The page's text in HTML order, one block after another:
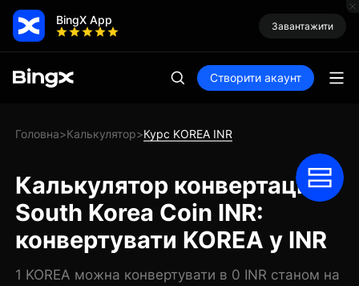
BingX App Завантажити
Створити акаунт
Головна>Калькулятор>Курс KOREA INR
Калькулятор конвертації
South Korea Coin INR:
конвертувати KOREA у INR
1 KOREA можна конвертувати в 0 INR станом на